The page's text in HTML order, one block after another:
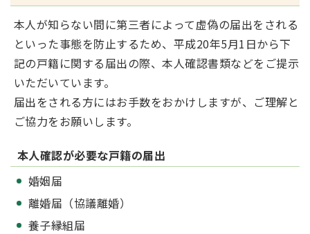
本人が知らない間に第三者によって虚偽の届出をされる
といった事態を防止するため、平成20年5月1日から下
記の戸籍に関する届出の際、本人確認書類などをご提示
いただいています。
届出をされる方にはお手数をおかけしますが、ご理解と
ご協力をお願いします。
本人確認が必要な戸籍の届出
婚姻届
離婚届（協議離婚）
養子縁組届